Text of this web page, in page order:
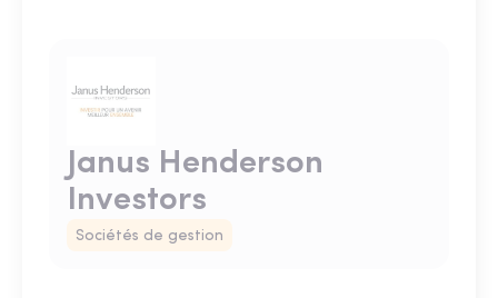
Janus Henderson
Investors
Sociétés de gestion